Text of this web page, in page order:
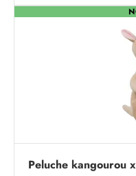
Peluche kangourou